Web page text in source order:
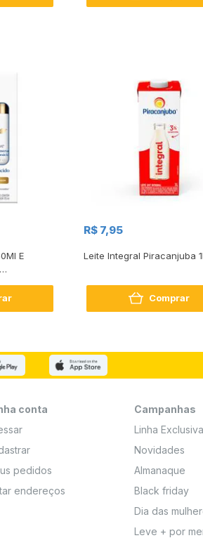
E
R$ 7,95
Leite Integral Piracanjuba 1L
Comprar
conta
pedidos
endereços
Campanhas
Linha
Novidades
Almanaque
Black friday
Dia das
Leve + por